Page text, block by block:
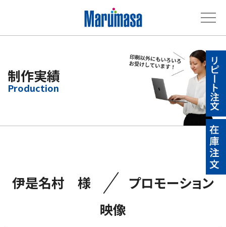
制作実績
伊是名村 様 ／ プロモーション
映像